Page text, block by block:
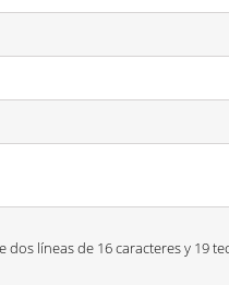
líneas de 16 caracteres y 19